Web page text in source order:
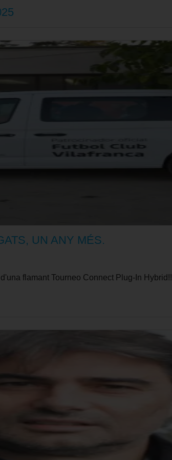
UN ANY MÉS.
flamant Tourneo Connect Plug-In Hybrid!!